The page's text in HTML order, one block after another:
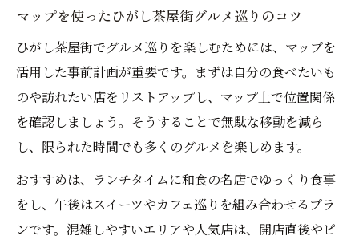
マップを使ったひがし茶屋街グルメ巡りのコツ
ひがし茶屋街でグルメ巡りを楽しむためには、マップを
活用した事前計画が重要です。まずは自分の食べたいも
のや訪れたい店をリストアップし、マップ上で位置関係
を確認しましょう。そうすることで無駄な移動を減ら
し、限られた時間でも多くのグルメを楽しめます。
おすすめは、ランチタイムに和食の名店でゆっくり食事
をし、午後はスイーツやカフェ巡りを組み合わせるプラ
ンです。混雑しやすいエリアや人気店は、開店直後やピ